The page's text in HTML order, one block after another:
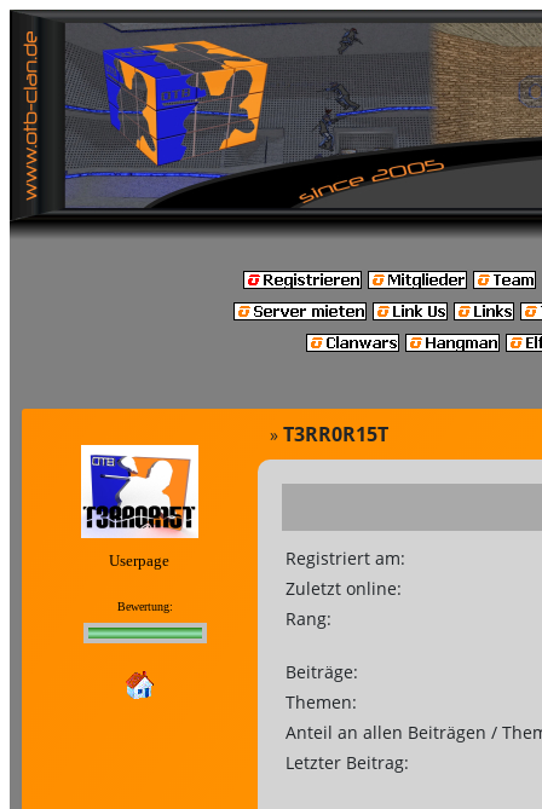
Userpage
Bewertung:
» T3RR0R15T
Registriert am:
Zuletzt online:
Rang:
Beiträge:
Themen:
Anteil an allen Beiträgen /
Letzter Beitrag: